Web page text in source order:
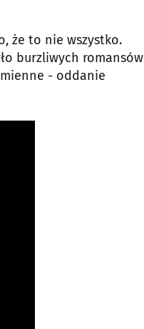
że to nie wszystko.
burzliwych romansów
- oddanie